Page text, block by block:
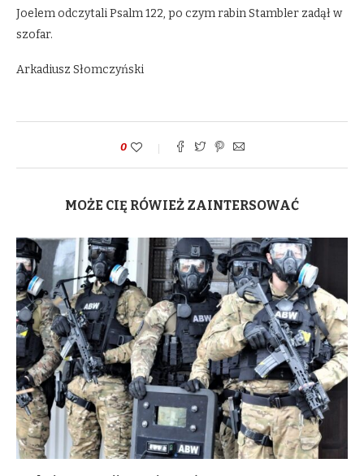
Joelem odczytali Psalm 122, po czym rabin Stambler zadął w
szofar.
Arkadiusz Słomczyński
0
MOŻE CIĘ RÓWIEŻ ZAINTERSOWAĆ